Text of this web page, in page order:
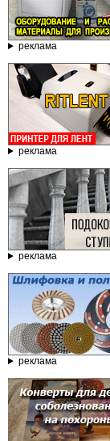
реклама
реклама
реклама
реклама